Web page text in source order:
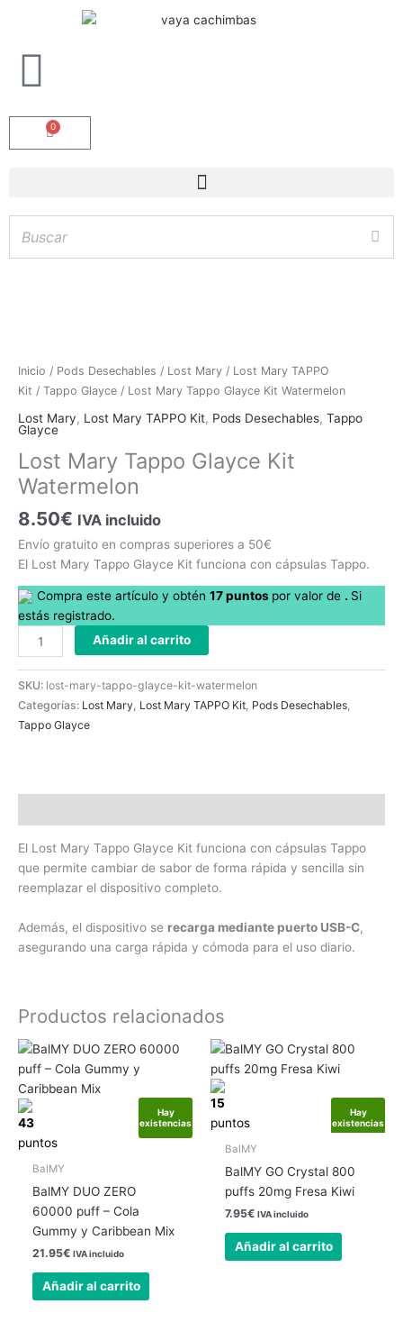
0
Carrito
Inicio / Pods Desechables / Lost Mary / Lost Mary TAPPO
Kit / Tappo Glayce / Lost Mary Tappo Glayce Kit Watermelon
Lost Mary, Lost Mary TAPPO Kit, Pods Desechables, Tappo
Glayce
Lost Mary Tappo Glayce Kit
Watermelon
8.50€ IVA incluido
Envío gratuito en compras superiores a 50€
El Lost Mary Tappo Glayce Kit funciona con cápsulas Tappo.
Compra este artículo y obtén 17puntos por valor de . Si
estás registrado.
Lost
Mary
Tappo
Glayce
Kit
Watermelon
cantidad
Añadir al carrito
SKU: lost-mary-tappo-glayce-kit-watermelon
Categorías: Lost Mary, Lost Mary TAPPO Kit, Pods Desechables,
Tappo Glayce
El Lost Mary Tappo Glayce Kit funciona con cápsulas Tappo
que permite cambiar de sabor de forma rápida y sencilla sin
reemplazar el dispositivo completo.
Además, el dispositivo se recarga mediante puerto USB-C,
asegurando una carga rápida y cómoda para el uso diario.
Productos relacionados
Hay
existencias
43
puntos
BalMY
BalMY DUO ZERO
60000 puff – Cola
Gummy y Caribbean Mix
21.95€ IVA incluido
Añadir al carrito
Hay
existencias
15
puntos
BalMY
BalMY GO Crystal 800
puffs 20mg Fresa Kiwi
7.95€ IVA incluido
Añadir al carrito